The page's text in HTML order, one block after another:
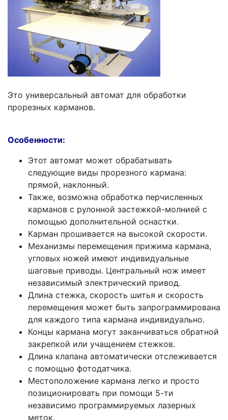
Это универсальный автомат для обработки
прорезных карманов.
Особенности:
Этот автомат может обрабатывать
следующие виды прорезного кармана:
прямой, наклонный.
Также, возможна обработка перчисленных
карманов с рулонной застежкой-молнией с
помощью дополнительной оснастки.
Карман прошивается на высокой скорости.
Механизмы перемещения прижима кармана,
угловых ножей имеют индивидуальные
шаговые приводы. Центральный нож имеет
независимый электрический привод.
Длина стежка, скорость шитья и скорость
перемещения может быть запрограммирована
для каждого типа кармана индивидуально.
Концы кармана могут заканчиваться обратной
закрепкой или учащением стежков.
Длина клапана автоматически отслеживается
с помощью фотодатчика.
Местоположение кармана легко и просто
позиционировать при помощи 5-ти
независимо программируемых лазерных
меток.